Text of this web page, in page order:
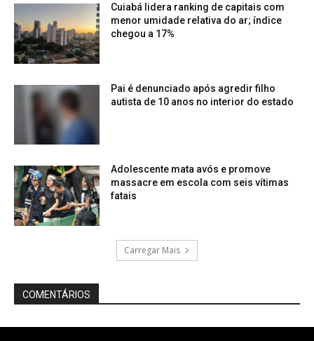
Cuiabá lidera ranking de capitais com
menor umidade relativa do ar; índice
chegou a 17%
Pai é denunciado após agredir filho
autista de 10 anos no interior do estado
Adolescente mata avós e promove
massacre em escola com seis vítimas
fatais
Carregar Mais
COMENTÁRIOS